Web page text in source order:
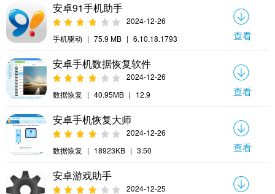
安卓91手机助手
2024-12-26
手机驱动 | 75.9 MB | 6.10.18.1793 查看
安卓手机数据恢复软件
2024-12-26
数据恢复 | 40.95MB | 12.9 查看
安卓手机恢复大师
2024-12-26
数据恢复 | 18923KB | 3.50 查看
安卓游戏助手
2024-12-25